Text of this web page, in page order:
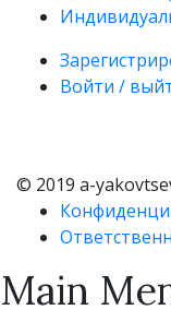
Войти /
© 2019 a-
Main